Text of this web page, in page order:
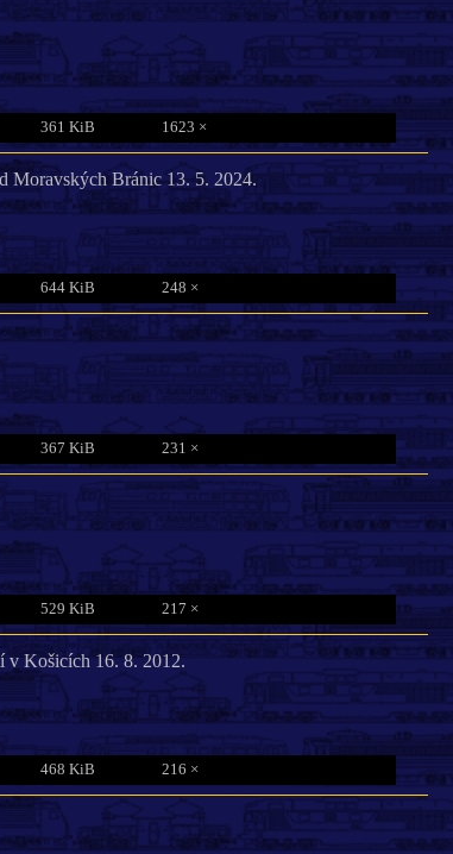
361 KiB 1623 ×
Moravských Bránic 13. 5. 2024.
644 KiB 248 ×
367 KiB 231 ×
529 KiB 217 ×
v Košicích 16. 8. 2012.
468 KiB 216 ×